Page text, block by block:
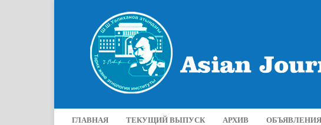
ГЛАВНАЯ ТЕКУЩИЙ ВЫПУСК АРХИВ ОБЪЯВЛЕНИЯ